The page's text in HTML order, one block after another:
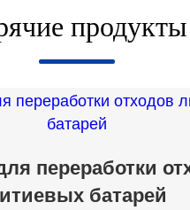
продукты
переработки
батарей